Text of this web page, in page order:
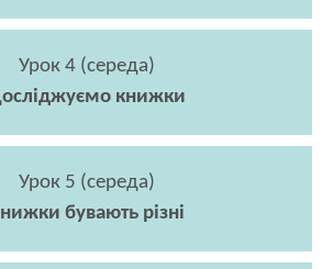
Урок 4 (середа)
книжки
Урок 5 (середа)
бувають різні